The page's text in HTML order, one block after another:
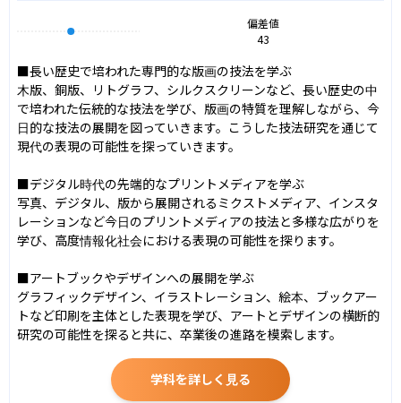
偏差値
43
■長い歴史で培われた専門的な版画の技法を学ぶ
木版、銅版、リトグラフ、シルクスクリーンなど、長い歴史の中
で培われた伝統的な技法を学び、版画の特質を理解しながら、今
日的な技法の展開を図っていきます。こうした技法研究を通じて
現代の表現の可能性を探っていきます。
■デジタル時代の先端的なプリントメディアを学ぶ
写真、デジタル、版から展開されるミクストメディア、インスタ
レーションなど今日のプリントメディアの技法と多様な広がりを
学び、高度情報化社会における表現の可能性を探ります。
■アートブックやデザインへの展開を学ぶ
グラフィックデザイン、イラストレーション、絵本、ブックアー
トなど印刷を主体とした表現を学び、アートとデザインの横断的
研究の可能性を探ると共に、卒業後の進路を模索します。
学科を詳しく見る